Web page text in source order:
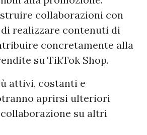
collaborazioni con
realizzare contenuti di
concretamente alla
su TikTok Shop.
attivi, costanti e
aprirsi ulteriori
su altri